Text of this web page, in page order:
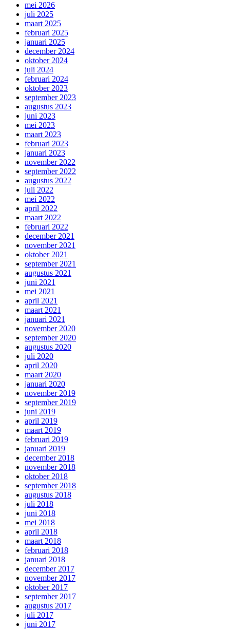
mei 2026
juli 2025
maart 2025
februari 2025
januari 2025
december 2024
oktober 2024
juli 2024
februari 2024
oktober 2023
september 2023
augustus 2023
juni 2023
mei 2023
maart 2023
februari 2023
januari 2023
november 2022
september 2022
augustus 2022
juli 2022
mei 2022
april 2022
maart 2022
februari 2022
december 2021
november 2021
oktober 2021
september 2021
augustus 2021
juni 2021
mei 2021
april 2021
maart 2021
januari 2021
november 2020
september 2020
augustus 2020
juli 2020
april 2020
maart 2020
januari 2020
november 2019
september 2019
juni 2019
april 2019
maart 2019
februari 2019
januari 2019
december 2018
november 2018
oktober 2018
september 2018
augustus 2018
juli 2018
juni 2018
mei 2018
april 2018
maart 2018
februari 2018
januari 2018
december 2017
november 2017
oktober 2017
september 2017
augustus 2017
juli 2017
juni 2017